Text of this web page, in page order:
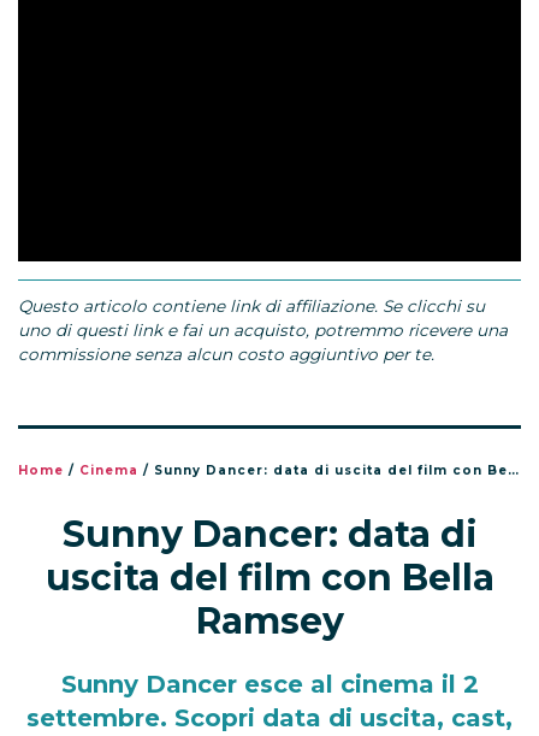
Questo articolo contiene link di affiliazione. Se clicchi su
uno di questi link e fai un acquisto, potremmo ricevere una
commissione senza alcun costo aggiuntivo per te.
Home / Cinema / Sunny Dancer: data di uscita del film con Bella Ramsey
Sunny Dancer: data di
uscita del film con Bella
Ramsey
Sunny Dancer esce al cinema il 2
settembre. Scopri data di uscita, cast,